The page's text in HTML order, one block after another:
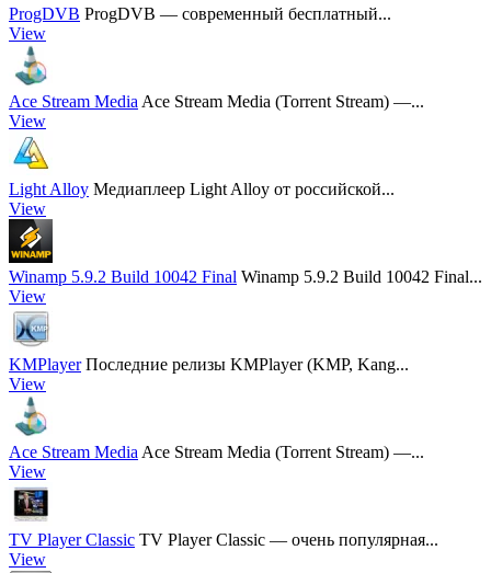
ProgDVB ProgDVB — современный бесплатный...
View
Ace Stream Media Ace Stream Media (Torrent Stream) —...
View
Light Alloy Медиаплеер Light Alloy от российской...
View
Winamp 5.9.2 Build 10042 Final Winamp 5.9.2 Build 10042 Final...
View
KMPlayer Последние релизы KMPlayer (KMP, Kang...
View
Ace Stream Media Ace Stream Media (Torrent Stream) —...
View
TV Player Classic TV Player Classic — очень популярная...
View